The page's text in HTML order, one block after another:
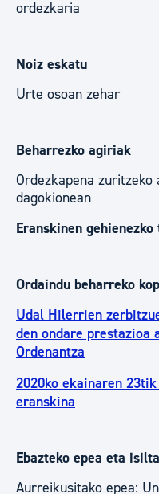
ordezkaria
Noiz eskatu
Urte osoan zehar
Beharrezko agiriak
Ordezkapena
dagokionean
Eranskinen gehienezko
Ordaindu beharreko
Udal Hilerrien
den ondare prestazioa
Ordenantza
2020ko ekainaren
eranskina
Ebazteko epea eta
Aurreikusitako epea: